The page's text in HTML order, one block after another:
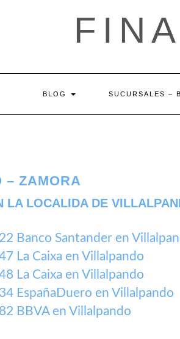
BLOG SUCURSALES –
– ZAMORA
LA LOCALIDA DE
Banco Santander en
La Caixa en Villalpando
La Caixa en Villalpando
EspañaDuero en Villalpando
BBVA en Villalpando